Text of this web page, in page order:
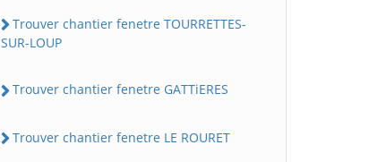
Trouver chantier fenetre TOURRETTES-
SUR-LOUP
Trouver chantier fenetre GATTiERES
Trouver chantier fenetre LE ROURET